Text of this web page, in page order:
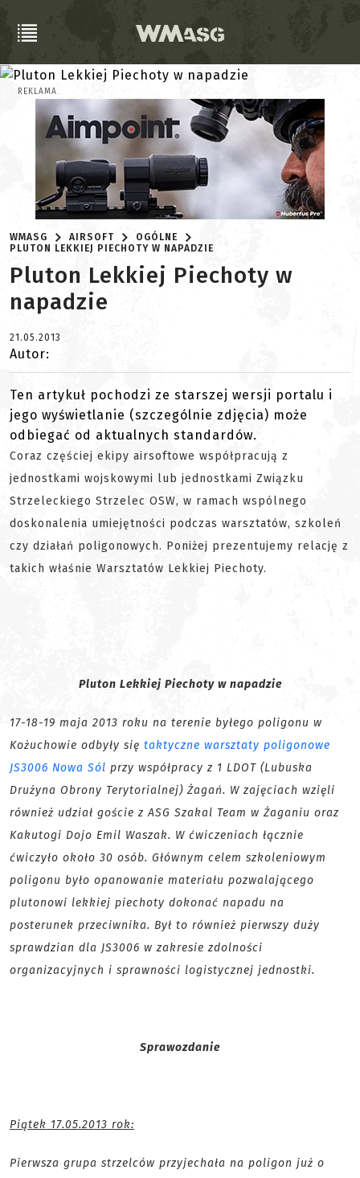
REKLAMA
WMASG AIRSOFT
OGÓLNE
PLUTON LEKKIEJ PIECHOTY W NAPADZIE
Pluton Lekkiej Piechoty w
napadzie
21.05.2013
Autor:
Ten artykuł pochodzi ze starszej wersji portalu i
jego wyświetlanie (szczególnie zdjęcia) może
odbiegać od aktualnych standardów.
Coraz częściej ekipy airsoftowe współpracują z
jednostkami wojskowymi lub jednostkami Związku
Strzeleckiego Strzelec OSW, w ramach wspólnego
doskonalenia umiejętności podczas warsztatów, szkoleń
czy działań poligonowych. Poniżej prezentujemy relację z
takich właśnie Warsztatów Lekkiej Piechoty.
Pluton Lekkiej Piechoty w napadzie
17-18-19 maja 2013 roku na terenie byłego poligonu w
Kożuchowie odbyły się taktyczne warsztaty poligonowe
JS3006 Nowa Sól przy współpracy z 1 LDOT (Lubuska
Drużyna Obrony Terytorialnej) Żagań. W zajęciach wzięli
również udział goście z ASG Szakal Team w Żaganiu oraz
Kakutogi Dojo Emil Waszak. W ćwiczeniach łącznie
ćwiczyło około 30 osób. Głównym celem szkoleniowym
poligonu było opanowanie materiału pozwalającego
plutonowi lekkiej piechoty dokonać napadu na
posterunek przeciwnika. Był to również pierwszy duży
sprawdzian dla JS3006 w zakresie zdolności
organizacyjnych i sprawności logistycznej jednostki.
Sprawozdanie
Piątek 17.05.2013 rok:
Pierwsza grupa strzelców przyjechała na poligon już o